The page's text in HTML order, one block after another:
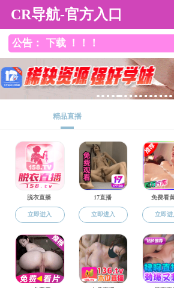
国产主播
网站国产主播 国产主播概况
就业信息
国产主播
专题报道
国产主播通知